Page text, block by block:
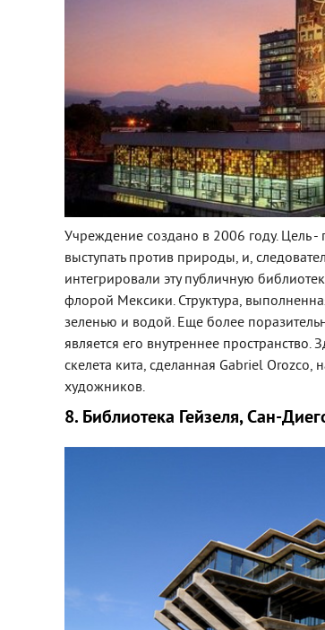
Учреждение создано в 2006 году. Цель -
выступать против природы, и,
интегрировали эту публичную
флорой Мексики. Структура,
зеленью и водой. Еще более
является его внутреннее пространство.
скелета кита, сделанная Gabriel Orozco,
художников.
8. Библиотека Гейзеля, Сан-